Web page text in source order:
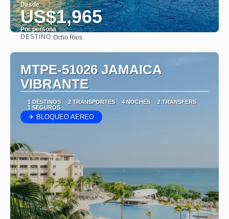
Desde
US$1,965
Por persona
DESTINO:Ocho Ríos
MTPE-51026 JAMAICA
VIBRANTE
1 DESTINOS 2 TRANSPORTES 4 NOCHES
2 TRANSFERS
1 SEGUROS
✈ BLOQUEO AEREO